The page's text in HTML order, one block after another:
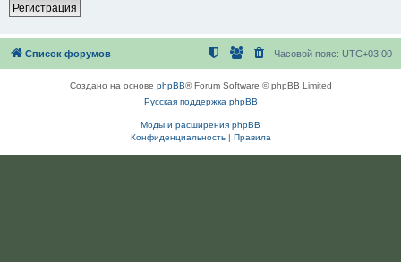
Регистрация
Список форумов Часовой пояс: UTC+03:00
Создано на основе phpBB® Forum Software © phpBB Limited
Русская поддержка phpBB
Моды и расширения phpBB
Конфиденциальность| Правила